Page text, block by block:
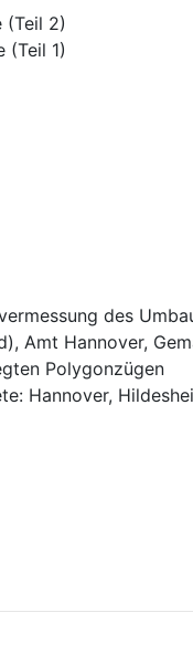
(Teil 2)
(Teil 1)
des
Amt Hannover,
Polygonzügen
Hannover,